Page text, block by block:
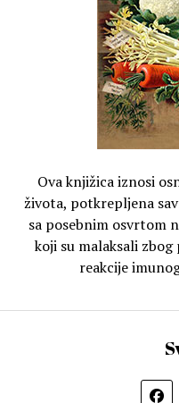
Ova knjižica iznosi
života, potkrepljena
sa posebnim osvrtom
koji su malaksali
reakcije